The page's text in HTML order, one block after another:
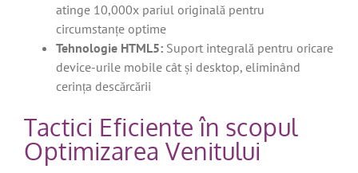
atinge 10,000x pariul originală pentru
circumstanțe optime
Tehnologie HTML5: Suport integrală pentru oricare
device-urile mobile cât și desktop, eliminând
cerința descărcării
Tactici Eficiente în scopul
Optimizarea Venitului